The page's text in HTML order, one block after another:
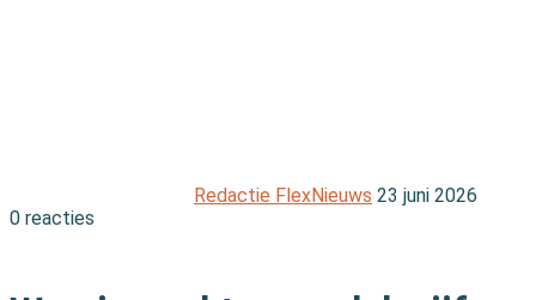
Redactie FlexNieuws 23 juni 2026
0 reacties